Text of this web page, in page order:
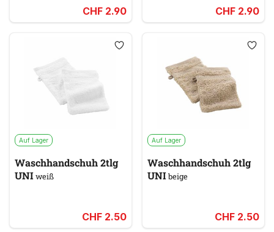
CHF 2.90 CHF 2.90
Auf Lager
Waschhandschuh 2tlg
UNIweiß
CHF 2.50
Auf Lager
Waschhandschuh 2tlg
UNIbeige
CHF 2.50